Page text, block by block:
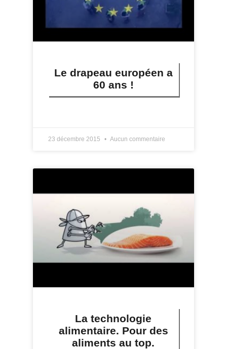
Le drapeau européen a
60 ans !
23 décembre 2015 Aucun commentaire
La technologie
alimentaire. Pour des
aliments au top.